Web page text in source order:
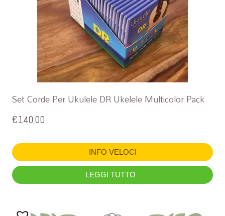
Set Corde Per Ukulele DR Ukelele Multicolor Pack
€140,00
INFO VELOCI
LEGGI TUTTO